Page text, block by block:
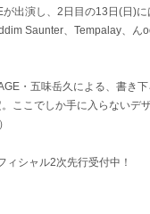
出演し、2日目の13日(日)に
Saunter、Tempalay、ん
・五味岳久による、書き
ここでしか手に入らないデ
シャル2次先行受付中！